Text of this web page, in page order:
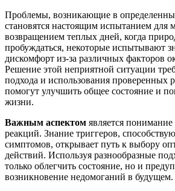
Проблемы, возникающие в
становятся настоящим испытанием для
возвращением теплых дней, когда
пробуждаться, некоторые испытывают
дискомфорт из-за различных факторов
Решение этой неприятной ситуации
подхода и использования проверенных
помогут улучшить общее состояние и
жизни.
Важным аспектом является
реакций. Знание триггеров,
симптомов, открывает путь к выбору
действий. Используя разнообразные
только облегчить состояние, но и
возникновение недомоганий в будущем.